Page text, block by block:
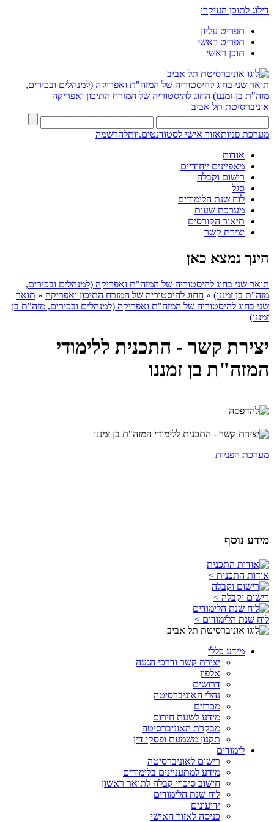
דילוג לתוכן העיקרי
תפריט עליון
תפריט ראשי
תוכן ראשי
תואר שני בחוג להיסטוריה של המזה"ת ואפריקה (למנהלים ובכירים,
מזה"ת בן-זמננו) החוג להיסטוריה של המזרח התיכון ואפריקה
אוניברסיטת תל אביב
מערכת פניותאזור אישי לסטודנטים.יותלהרשמה
אודות
מאפיינים ייחודיים
רישום וקבלה
סגל
לוח שנת הלימודים
מערכת שעות
תיאור הקורסים
יצירת קשר
הינך נמצא כאן
תואר שני בחוג להיסטוריה של המזה"ת ואפריקה (למנהלים ובכירים,
מזה"ת בן זמננו) » החוג להיסטוריה של המזרח התיכון ואפריקה » תואר
שני בחוג להיסטוריה של המזה"ת ואפריקה (למנהלים ובכירים, מזה"ת בן
זמננו)
יצירת קשר - התכנית ללימודי
המזה"ת בן זמננו
מערכת הפניות
מידע נוסף
אודות התכנית >
רישום וקבלה >
לוח שנת הלימודים >
מידע כללי
יצירת קשר ודרכי הגעה
אלפון
דרושים
נהלי האוניברסיטה
מכרזים
מידע לשעת חירום
מבקרת האוניברסיטה
תקנון משמעת ופסקי דין
לימודים
רישום לאוניברסיטה
מידע למתעניינים בלימודים
חישוב סיכויי קבלה לתואר ראשון
לוח שנת הלימודים
ידיעונים
כניסה לאזור האישי